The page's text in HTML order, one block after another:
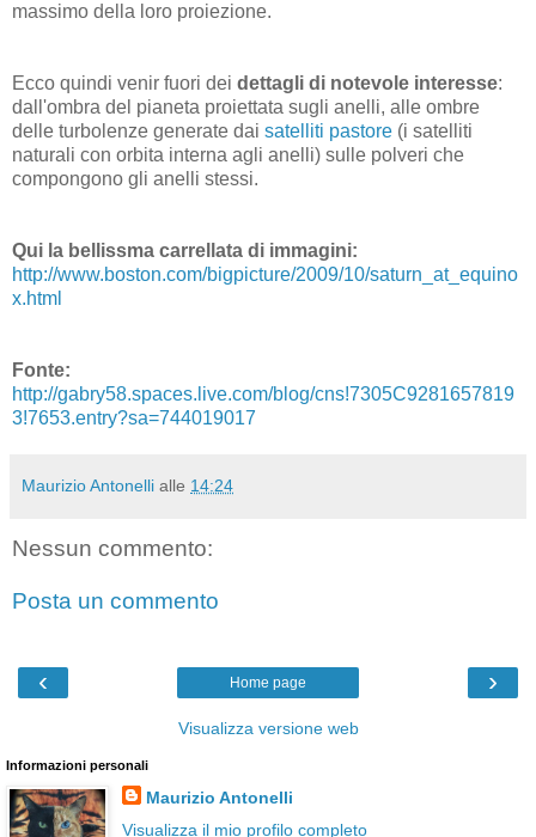
massimo della loro proiezione.
Ecco quindi venir fuori dei dettagli di notevole interesse:
dall'ombra del pianeta proiettata sugli anelli, alle ombre
delle turbolenze generate dai satelliti pastore (i satelliti
naturali con orbita interna agli anelli) sulle polveri che
compongono gli anelli stessi.
Qui la bellissma carrellata di immagini:
http://www.boston.com/bigpicture/2009/10/saturn_at_equino
x.html
Fonte:
http://gabry58.spaces.live.com/blog/cns!7305C9281657819
3!7653.entry?sa=744019017
Maurizio Antonelli alle 14:24
Nessun commento:
Posta un commento
‹ ›
Home page
Visualizza versione web
Informazioni personali
Maurizio Antonelli
Visualizza il mio profilo completo